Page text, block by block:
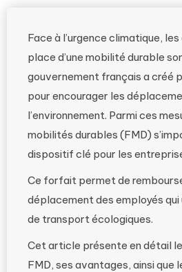
Face à l’urgence climatique,
place d’une mobilité durable
gouvernement français a créé
pour encourager les
l’environnement. Parmi ces
mobilités durables (FMD)
dispositif clé pour les
Ce forfait permet de
déplacement des employés
de transport écologiques.
Cet article présente en détail
FMD, ses avantages, ainsi que